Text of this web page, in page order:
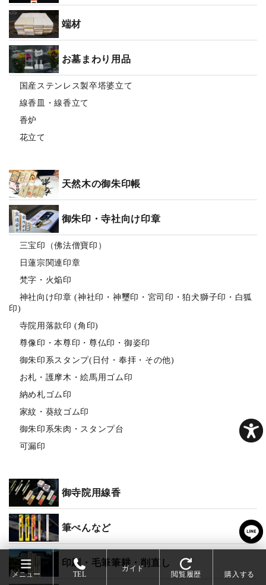
端材
お墓まわり用品
国産ステンレス製卒塔婆立て
線香皿・線香立て
香炉
花立て
天然木の御朱印帳
御朱印・寺社向け印章
三宝印（佛法僧寶印）
日蓮宗関連印章
梵字・火焔印
神社向け印章 (神社印・神璽印・宮司印・狛犬獅子印・白狐
印)
寺院用落款印 (角印)
尊像印・本尊印・尊仏印・御姿印
御朱印系スタンプ(日付・奉拝・その他)
お札・護摩木・絵馬用ゴム印
納め札ゴム印
家紋・葵紋ゴム印
御朱印系朱肉・スタンプ台
可漏印
御寺院用線香
筆ぺんなど
印刷・毛筆筆耕・削直し
メニュー TEL
ガイド
閲覧履歴 購入する